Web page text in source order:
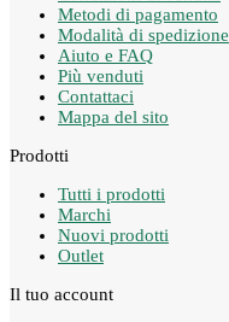
Metodi di pagamento
Modalità di spedizione
Aiuto e FAQ
Più venduti
Contattaci
Mappa del sito
Prodotti
Tutti i prodotti
Marchi
Nuovi prodotti
Outlet
Il tuo account